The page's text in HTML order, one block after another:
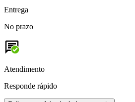
Entrega
No prazo
Atendimento
Responde rápido